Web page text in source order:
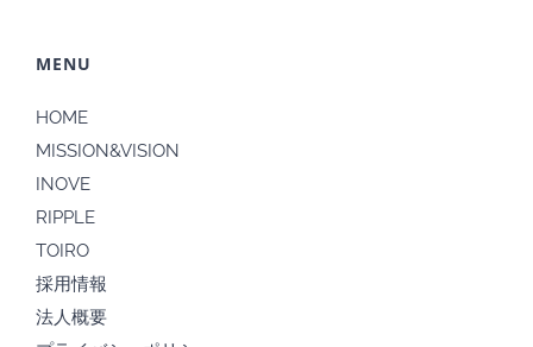
MENU
HOME
MISSION&VISION
INOVE
RIPPLE
TOIRO
採用情報
法人概要